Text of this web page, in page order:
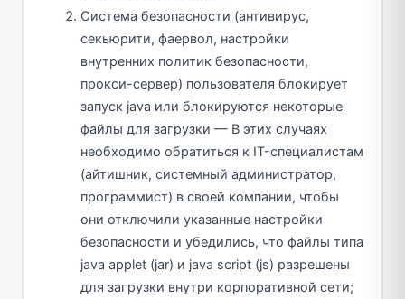
Система безопасности (антивирус,
секьюрити, фаервол, настройки
внутренних политик безопасности,
прокси-сервер) пользователя блокирует
запуск java или блокируются некоторые
файлы для загрузки — В этих случаях
необходимо обратиться к IT-специалистам
(айтишник, системный администратор,
программист) в своей компании, чтобы
они отключили указанные настройки
безопасности и убедились, что файлы типа
java applet (jar) и java script (js) разрешены
для загрузки внутри корпоративной сети;